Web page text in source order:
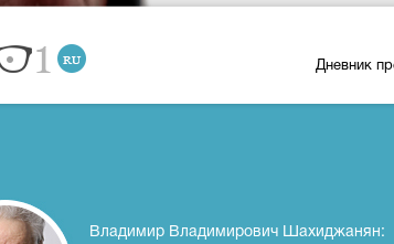
Дневник
Владимир Владимирович Шахиджанян: